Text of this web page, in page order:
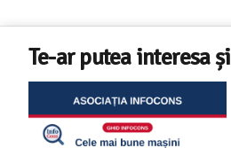
Te-ar putea interesa și